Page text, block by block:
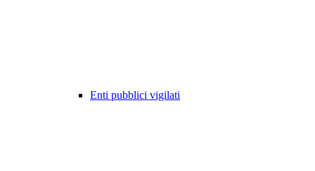
Enti pubblici vigilati